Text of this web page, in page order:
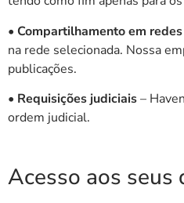
• Compartilhamento em
na rede selecionada. Nossa
publicações.
• Requisições judiciais–
ordem judicial.
Acesso aos seus